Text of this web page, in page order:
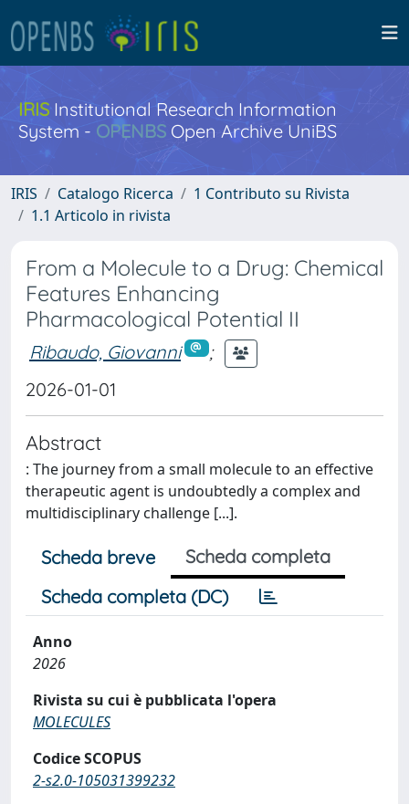
IRISInstitutional Research Information
System - OPENBS Open Archive UniBS
IRIS Catalogo Ricerca
1 Contributo su Rivista
1.1 Articolo in rivista
From a Molecule to a Drug: Chemical
Features Enhancing
Pharmacological Potential II
Ribaudo, Giovanni
;
2026-01-01
Abstract
: The journey from a small molecule to an effective
therapeutic agent is undoubtedly a complex and
multidisciplinary challenge [...].
Scheda breve
Scheda completa
Scheda completa (DC)
Anno
2026
Rivista su cui è pubblicata l'opera
MOLECULES
Codice SCOPUS
2-s2.0-105031399232